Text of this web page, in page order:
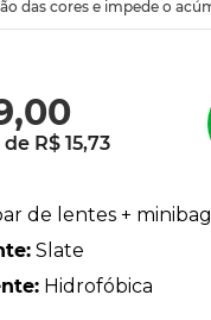
,00
de R$ 15,73
de lentes + minibag
: Slate
: Hidrofóbica